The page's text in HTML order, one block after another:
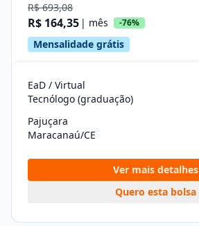
R$ 693,08
R$ 164,35 | mês -76%
Mensalidade grátis
EaD / Virtual
Tecnólogo (graduação)
Pajuçara
Maracanaú/CE
Ver mais detalhes
Quero esta bolsa